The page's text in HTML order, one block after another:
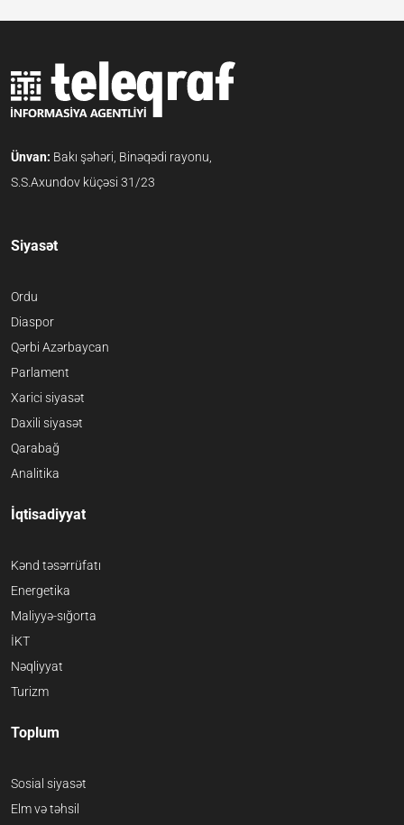
Ünvan: Bakı şəhəri, Binəqədi rayonu,
S.S.Axundov küçəsi 31/23
Siyasət
Ordu
Diaspor
Qərbi Azərbaycan
Parlament
Xarici siyasət
Daxili siyasət
Qarabağ
Analitika
İqtisadiyyat
Kənd təsərrüfatı
Energetika
Maliyyə-sığorta
İKT
Nəqliyyat
Turizm
Toplum
Sosial siyasət
Elm və təhsil